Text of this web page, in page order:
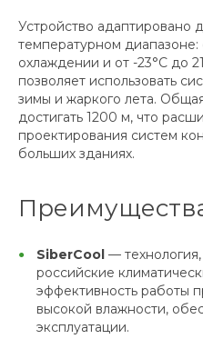
Устройство адаптировано
температурном диапазоне:
охлаждении и от -23°С до
позволяет использовать
зимы и жаркого лета.
достигать 1200 м, что
проектирования систем
больших зданиях.
SiberCool —
российские
эффективность работы
высокой влажности,
эксплуатации.